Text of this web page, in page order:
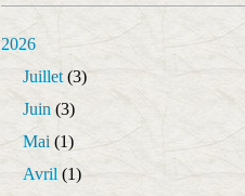
2026
Juillet (3)
Juin (3)
Mai (1)
Avril (1)